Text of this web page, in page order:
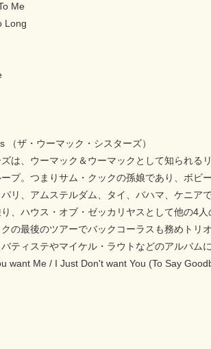
Me
Long
ザ・ウーマック・シスターズ）
は、ウーマック＆ウーマックとして知られ
プ。つまりサム・クックの孫娘であり、ボ
リ、アムステルダム、タイ、バハマ、ケニ
、ハウス・オブ・ゼッカリヤスとして他の4
の最後のツアーでバックコーラスも務めトリ
ティステやマイケル・ラウトなどのアルバ
want Me / I Just Don't want You (To Say